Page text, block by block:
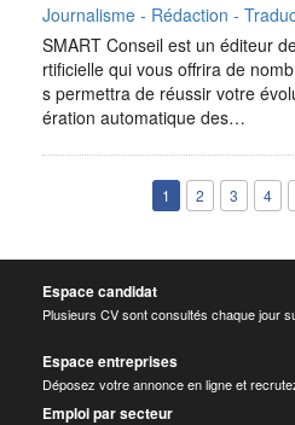
Journalisme - Rédaction -
SMART Conseil est un éditeur
rtificielle qui vous offrira de
s permettra de réussir votre
ération automatique des…
1 2 3 4
Espace candidat
Plusieurs CV sont consultés chaque jour
Espace entreprises
Déposez votre annonce en ligne et
Emploi par secteur